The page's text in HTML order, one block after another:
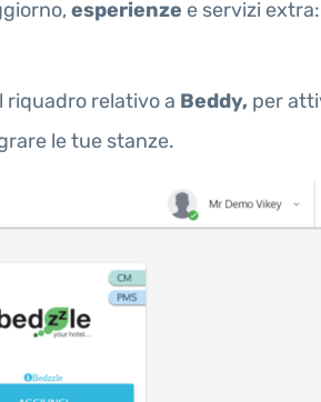
esperienze e servizi
riquadro relativo a Beddy, per
le tue stanze.